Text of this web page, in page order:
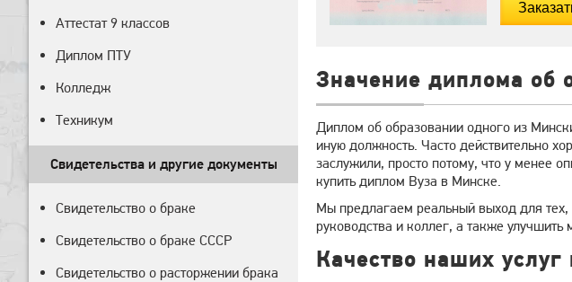
Значение диплома об
Диплом об образовании одного из
иную должность. Часто действительно
заслужили, просто потому, что у менее
купить диплом Вуза в Минске.
Мы предлагаем реальный выход для
руководства и коллег, а также
Качество наших
Аттестат 9 классов
Диплом ПТУ
Колледж
Техникум
Свидетельства и другие документы
Свидетельство о браке
Свидетельство о браке СССР
Свидетельство о расторжении брака